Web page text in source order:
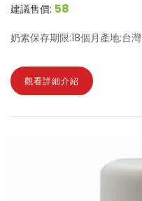
建議售價: 58
奶素保存期限:18個月產地:台灣
觀看詳細介紹